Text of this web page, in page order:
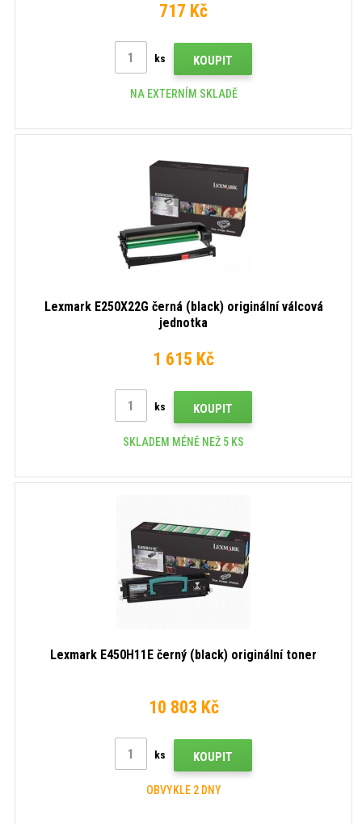
717 Kč
ks KOUPIT
NA EXTERNÍM SKLADĚ
Lexmark E250X22G černá (black) originální válcová
jednotka
1 615 Kč
ks KOUPIT
SKLADEM MÉNĚ NEŽ 5 KS
Lexmark E450H11E černý (black) originální toner
10 803 Kč
ks KOUPIT
OBVYKLE 2 DNY